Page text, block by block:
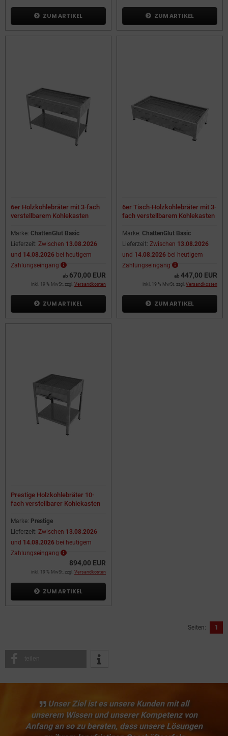
ZUM ARTIKEL ZUM ARTIKEL
6er Holzkohlebräter mit 3-fach
verstellbarem Kohlekasten
Marke: ChattenGlut Basic
Lieferzeit: Zwischen 13.08.2026
und 14.08.2026 bei heutigem
Zahlungseingang
ab 670,00 EUR
inkl. 19 % MwSt. zzgl. Versandkosten
ZUM ARTIKEL
6er Tisch-Holzkohlebräter mit 3-
fach verstellbarem Kohlekasten
Marke: ChattenGlut Basic
Lieferzeit: Zwischen 13.08.2026
und 14.08.2026 bei heutigem
Zahlungseingang
ab 447,00 EUR
inkl. 19 % MwSt. zzgl. Versandkosten
ZUM ARTIKEL
Prestige Holzkohlebräter 10-
fach verstellbarer Kohlekasten
Marke: Prestige
Lieferzeit: Zwischen 13.08.2026
und 14.08.2026 bei heutigem
Zahlungseingang
894,00 EUR
inkl. 19 % MwSt. zzgl. Versandkosten
ZUM ARTIKEL
Seiten: 1
teilen
Unser Ziel ist es unsere Kunden mit all
unserem Wissen und unserer Kompetenz von
Anfang an so zu beraten, dass unsere Lösungen